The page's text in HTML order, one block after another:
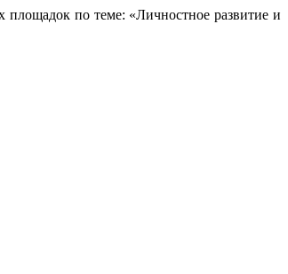
по теме: «Личностное развитие и